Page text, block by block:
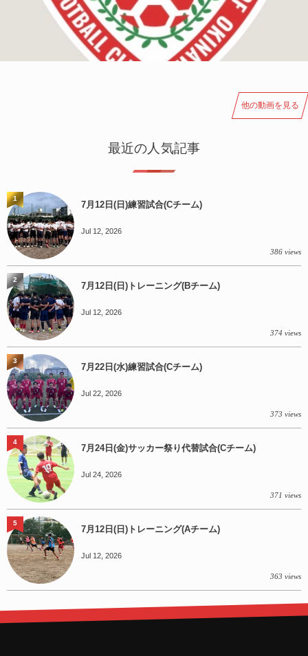
他の動画を見る
最近の人気記事
7月12日(日)練習試合(Cチーム)
Jul 12, 2026
386 views
1
7月12日(日)トレーニング(Bチーム)
Jul 12, 2026
374 views
2
7月22日(水)練習試合(Cチーム)
Jul 22, 2026
373 views
3
7月24日(金)サッカー祭り代替試合(Cチーム)
Jul 24, 2026
371 views
4
7月12日(日)トレーニング(Aチーム)
Jul 12, 2026
363 views
5